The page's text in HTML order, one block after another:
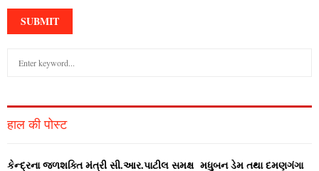
h
o
हाल की पोस्ट
કેન્‍દ્રના જળશક્‍તિ મંત્રી સી.આર.પાટીલ સમક્ષ મધુબન ડેમ તથા દમણગંગા